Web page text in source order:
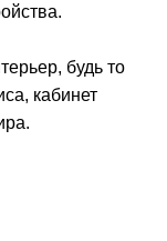
будь то
кабинет